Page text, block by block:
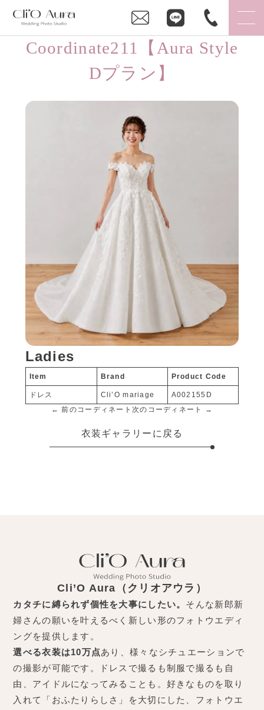
Coordinate211【Aura Style
Dプラン】
Ladies
Item Brand Product Code
ドレス Cli’O mariage
A002155D
← 前のコーディネート 次のコーディネート →
衣装ギャラリーに戻る
Cli’O Aura（クリオアウラ）
カタチに縛られず個性を大事にしたい。 そんな新郎新
婦さんの願いを叶えるべく新しい形のフォトウエディ
ングを提供します。
選べる衣装は10万点あり、様々なシチュエーションで
の撮影が可能です。ドレスで撮るも制服で撮るも自
由、アイドルになってみることも。好きなものを取り
入れて「おふたりらしさ」を大切にした、フォトウエ